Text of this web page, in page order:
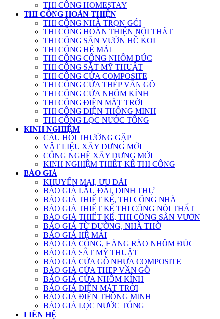
THI CÔNG HOMESTAY
THI CÔNG HOÀN THIỆN
THI CÔNG NHÀ TRỌN GÓI
THI CÔNG HOÀN THIỆN NỘI THẤT
THI CÔNG SÂN VƯỜN HỒ KOI
THI CÔNG HỆ MÁI
THI CÔNG CỔNG NHÔM ĐÚC
THI CÔNG SẮT MỸ THUẬT
THI CÔNG CỬA COMPOSITE
THI CÔNG CỬA THÉP VÂN GỖ
THI CÔNG CỬA NHÔM KÍNH
THI CÔNG ĐIỆN MẶT TRỜI
THI CÔNG ĐIỆN THÔNG MINH
THI CÔNG LỌC NƯỚC TỔNG
KINH NGHIỆM
CÂU HỎI THƯỜNG GẶP
VẬT LIỆU XÂY DỰNG MỚI
CÔNG NGHỆ XÂY DỰNG MỚI
KINH NGHIỆM THIẾT KẾ THI CÔNG
BÁO GIÁ
KHUYẾN MẠI, ƯU ĐÃI
BÁO GIÁ LÂU ĐÀI, DINH THỰ
BÁO GIÁ THIẾT KẾ, THI CÔNG NHÀ
BÁO GIÁ THIẾT KẾ THI CÔNG NỘI THẤT
BÁO GIÁ THIẾT KẾ, THI CÔNG SÂN VƯỜN
BÁO GIÁ TỪ ĐƯỜNG, NHÀ THỜ
BÁO GIÁ HỆ MÁI
BÁO GIÁ CỔNG, HÀNG RÀO NHÔM ĐÚC
BÁO GIÁ SẮT MỸ THUẬT
BÁO GIÁ CỬA GỖ NHỰA COMPOSITE
BÁO GIÁ CỬA THÉP VÂN GỖ
BÁO GIÁ CỬA NHÔM KÍNH
BÁO GIÁ ĐIỆN MẶT TRỜI
BÁO GIÁ ĐIỆN THÔNG MINH
BÁO GIÁ LỌC NƯỚC TỔNG
LIÊN HỆ